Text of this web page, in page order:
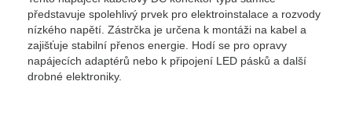
představuje spolehlivý prvek pro elektroinstalace a rozvody
nízkého napětí. Zástrčka je určena k montáži na kabel a
zajišťuje stabilní přenos energie. Hodí se pro opravy
napájecích adaptérů nebo k připojení LED pásků a další
drobné elektroniky.